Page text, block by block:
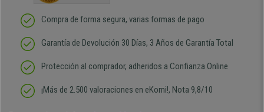
Compra de forma segura, varias formas de pago
Garantía de Devolución 30 Días, 3 Años de Garantía Total
Protección al comprador, adheridos a Confianza Online
¡Más de 2.500 valoraciones en eKomi!, Nota 9,8/10